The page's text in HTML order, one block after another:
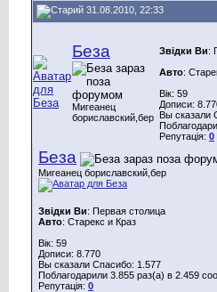
31.08.2010, 22:33
Беза
Мигеанец
бориславский,бер
Звідки Ви:
Авто:
Вік: 59
Дописи:
Вы сказали
Репутація: 0
Беза
Мигеанец бориславский,бер
Звідки Ви: Первая столица
Авто: Старекс и Краз
Вік: 59
Дописи: 8.770
Вы сказали Спасибо: 1.577
Поблагодарили 3.855 раз(а) в 2.459
Репутація: 0